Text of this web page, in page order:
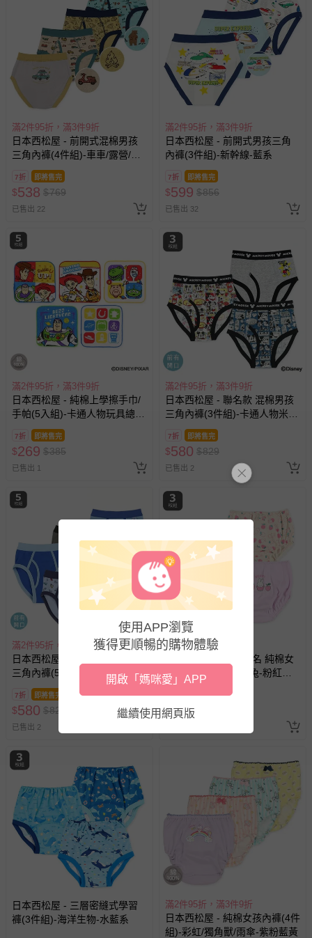
上服務，經消費者事先同意始提供（例如線上課程、遊
戲或活動點數等）。
已拆封之以下類型商品：
-個人衛生用品（例如尿布、貼身衣物、泳裝、襪子、地
墊、寢具類等）。
-新生兒親膚衣物（嬰幼兒包巾與背巾、包屁衣、學習
褲、紗布衣等）。
-接觸性孕哺產品（奶嘴、奶瓶、擠乳器、哺乳衣、托腹
帶束縛衣、餐搖椅等）。
-其他原廠盒裝商品封口處已貼上「不可拆封」，或具警
國際航空、客運、訂房等服務。
其他常見問題：
運送服務：目前提供的運送僅限台灣本島。如您位於離島地
區，可能會無法配送，或須依據商品需加收離島運費。廠商
亦保留出貨與否的權利。離島、偏遠地區、樓層親送等加價
費用，可能會另需加收。
商品實際的配達日期，可於訂單個人資料內的查詢訂單內，
已出貨通知之訊息為主。
如您收到商品，請依正常流程檢查是否完好，若商品遇瑕疵
情形，您可申請更換新品或退貨，請見： 退貨的辦理流程。
若您對於會員帳號、商品訂購與資訊、購物流程、付款方
式、折價券與購物金的使用、退貨及商品運送方式等有疑
問，你可詳見：
媽咪愛客服中心。
預購商品：預購為海外同步代購，遇缺貨即會通知媽咪並協
商品如因「價格、組合」等錯誤原因，導致無法安排出貨，
會主動以簡訊及mail通知訂單取消事宜，並將提供適當補
償。
滿2件95折，滿3件9折
日本西松屋 - 前開式混棉男孩
三角內褲(4件組)-車車/露營/小
熊-灰綠黃
7折 即將售完
$538 $769
已售出 22
滿2件95折，滿3件9折
日本西松屋 - 前開式男孩三角
內褲(3件組)-新幹線-藍系
7折 即將售完
$599 $856
已售出 32
滿2件95折，滿3件9折
日本西松屋 - 純棉上學擦手巾/
手帕(5入組)-卡通人物玩具總動
員 (16×16cm)
7折 即將售完
$269 $385
已售出 1
滿2件95折，滿3件9折
日本西松屋 - 聯名款 混棉男孩
三角內褲(3件組)-卡通人物米
奇-淺灰藍
7折 即將售完
$580 $829
已售出 2
滿2件95折，滿3件9折
日本西松屋 - 前開式混棉男孩
三角內褲(5件組)-工程車們-藍
7折 即將售完
$580 $829
已售出 2
滿2件95折，滿3件9折
日本西松屋 - 人氣聯名 純棉女
孩內褲(3件組)-米菲兔-粉紅紫
黃
7折 即將售完
$580
日本西松屋 - 三層密縫式學習
褲(3件組)-海洋生物-水藍系
滿2件95折，滿3件9折
日本西松屋 - 純棉女孩內褲(4件
組)-彩虹/獨角獸/雨傘-紫粉藍黃
使用APP瀏覽
獲得更順暢的購物體驗
開啟「媽咪愛」APP
繼續使用網頁版